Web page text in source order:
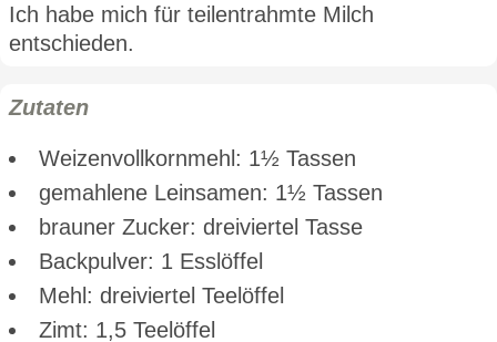
Ich habe mich für teilentrahmte Milch
entschieden.
Zutaten
Weizenvollkornmehl: 1½ Tassen
gemahlene Leinsamen: 1½ Tassen
brauner Zucker: dreiviertel Tasse
Backpulver: 1 Esslöffel
Mehl: dreiviertel Teelöffel
Zimt: 1,5 Teelöffel